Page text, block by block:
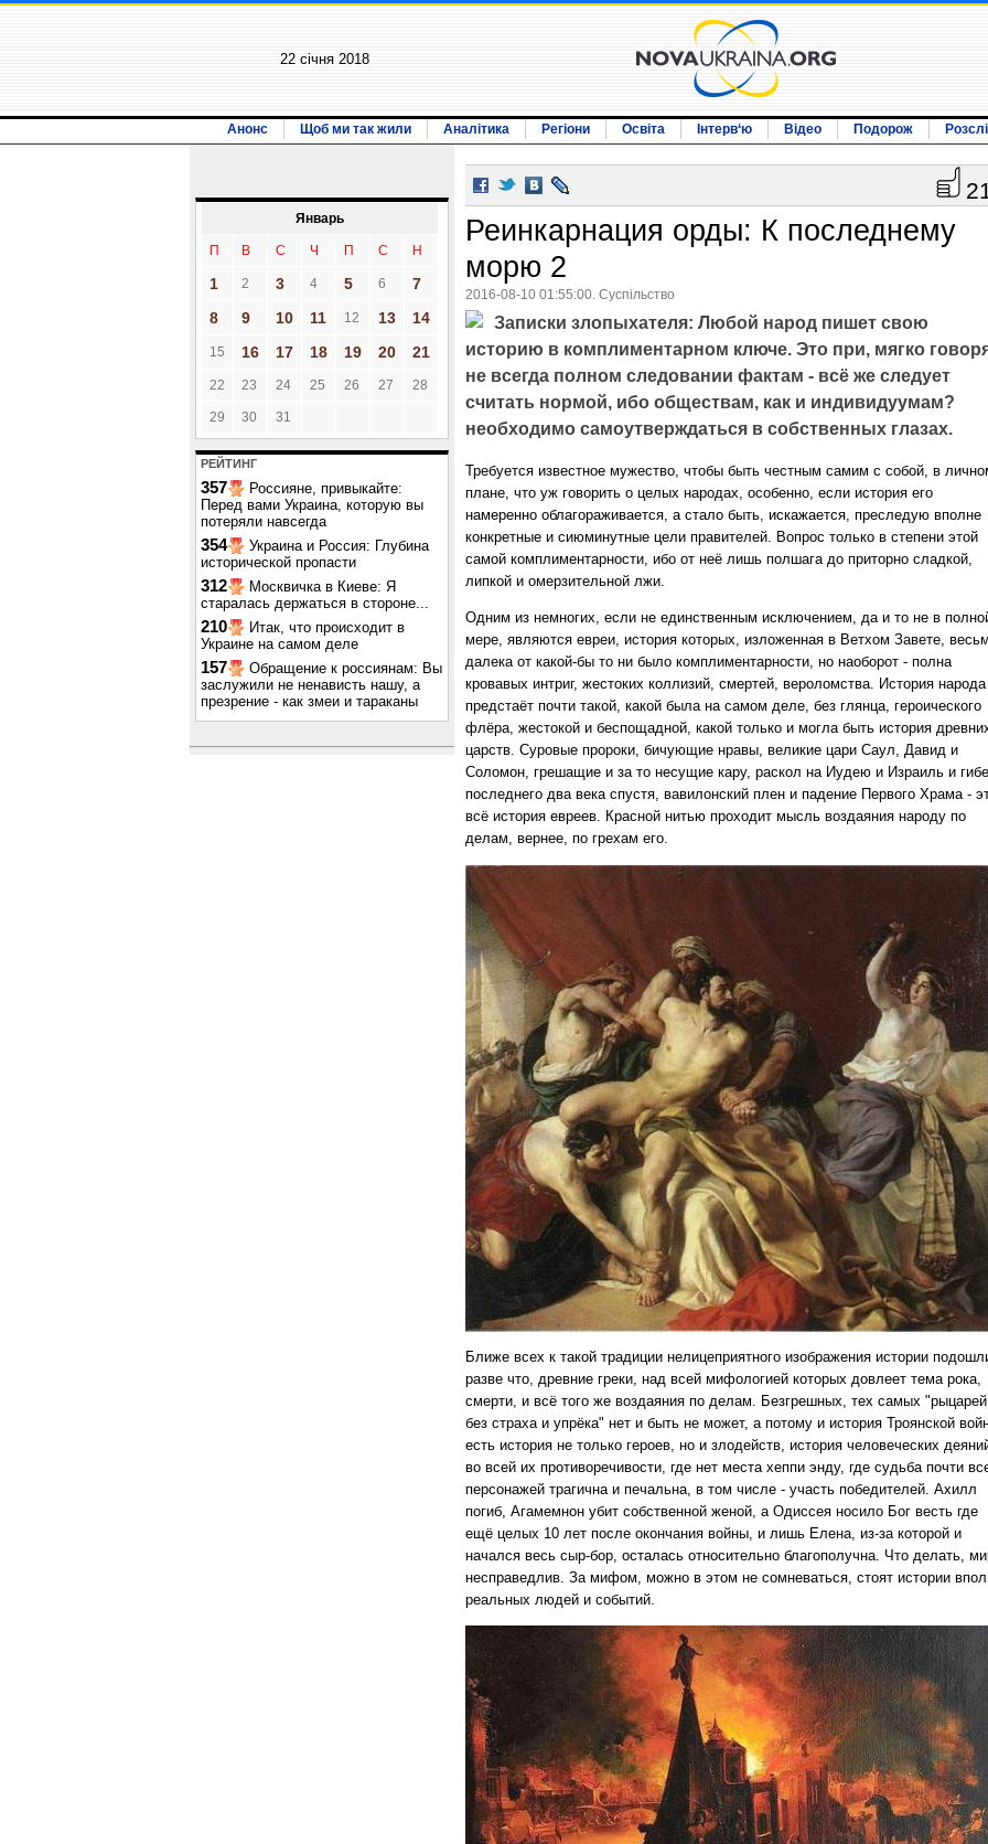
22 січня 2018
Анонс Щоб ми так жили Аналітика Регіони Освіта Інтерв‘ю Відео Подорож
Январь
П В С Ч П С Н
1 2 3 4 5 6
7
8
9 10 11 12 13 14
15 16 17 18 19 20 21
22 23 24 25 26 27 28
29 30 31
РЕЙТИНГ
357
Россияне, привыкайте:
Перед вами Украина, которую вы
потеряли навсегда
354
Украина и Россия: Глубина
исторической пропасти
312
Москвичка в Киеве: Я
старалась держаться в стороне...
210
Итак, что происходит в
Украине на самом деле
157
Обращение к россиянам: Вы
заслужили не ненависть нашу, а
презрение - как змеи и тараканы
Реинкарнация орды: К последнему
морю 2
2016-08-10 01:55:00. Суспільство
Записки злопыхателя: Любой народ пишет свою
историю в комплиментарном ключе. Это при, мягко
не всегда полном следовании фактам - всё же следует
считать нормой, ибо обществам, как и индивидуумам?
необходимо самоутверждаться в собственных глазах.
Требуется известное мужество, чтобы быть честным самим с собой, в
плане, что уж говорить о целых народах, особенно, если история его
намеренно облагораживается, а стало быть, искажается, преследую вполне
конкретные и сиюминутные цели правителей. Вопрос только в степени этой
самой комплиментарности, ибо от неё лишь полшага до приторно сладкой,
липкой и омерзительной лжи.
Одним из немногих, если не единственным исключением, да и то не в
мере, являются евреи, история которых, изложенная в Ветхом Завете,
далека от какой-бы то ни было комплиментарности, но наоборот - полна
кровавых интриг, жестоких коллизий, смертей, вероломства. История народа
предстаёт почти такой, какой была на самом деле, без глянца, героического
флёра, жестокой и беспощадной, какой только и могла быть история
царств. Суровые пророки, бичующие нравы, великие цари Саул, Давид и
Соломон, грешащие и за то несущие кару, раскол на Иудею и Израиль и
последнего два века спустя, вавилонский плен и падение Первого Храма -
всё история евреев. Красной нитью проходит мысль воздаяния народу по
делам, вернее, по грехам его.
Ближе всех к такой традиции нелицеприятного изображения истории
разве что, древние греки, над всей мифологией которых довлеет тема рока,
смерти, и всё того же воздаяния по делам. Безгрешных, тех самых "рыцарей
без страха и упрёка" нет и быть не может, а потому и история Троянской
есть история не только героев, но и злодейств, история человеческих
во всей их противоречивости, где нет места хеппи энду, где судьба почти
персонажей трагична и печальна, в том числе - участь победителей. Ахилл
погиб, Агамемнон убит собственной женой, а Одиссея носило Бог весть где
ещё целых 10 лет после окончания войны, и лишь Елена, из-за которой и
начался весь сыр-бор, осталась относительно благополучна. Что делать,
несправедлив. За мифом, можно в этом не сомневаться, стоят истории
реальных людей и событий.